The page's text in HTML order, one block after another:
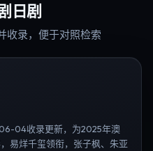
日剧
收录，便于对照检索
04收录更新，为2025年澳
易烊千玺领衔，张子枫、朱亚